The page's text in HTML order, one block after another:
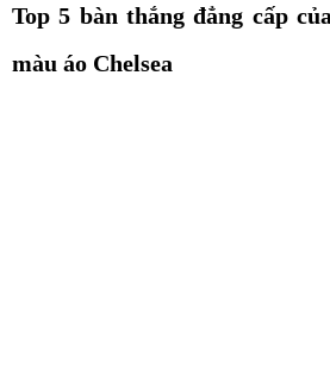
Top 5 bàn thắng đẳng cấp
màu áo Chelsea